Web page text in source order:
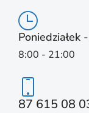
Poniedziałek
8:00 - 21:00
87 615 08